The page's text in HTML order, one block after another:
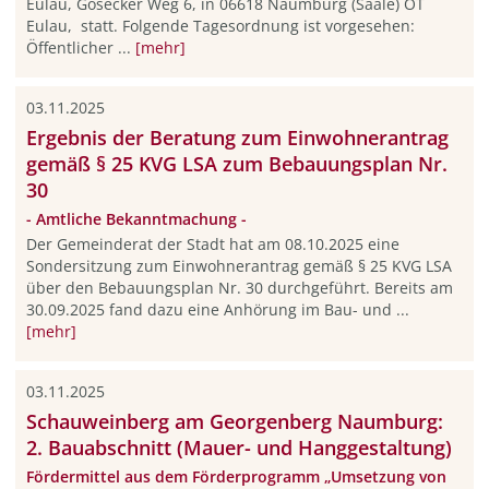
Eulau, statt. Folgende Tagesordnung ist vorgesehen:
Öffentlicher ... [mehr]
03.11.2025
Ergebnis der Beratung zum Einwohnerantrag
gemäß § 25 KVG LSA zum Bebauungsplan Nr.
30
- Amtliche Bekanntmachung -
Der Gemeinderat der Stadt hat am 08.10.2025 eine
Sondersitzung zum Einwohnerantrag gemäß § 25 KVG LSA
über den Bebauungsplan Nr. 30 durchgeführt. Bereits am
30.09.2025 fand dazu eine Anhörung im Bau- und ...
[mehr]
03.11.2025
Schauweinberg am Georgenberg Naumburg:
2. Bauabschnitt (Mauer- und Hanggestaltung)
Fördermittel aus dem Förderprogramm „Umsetzung von